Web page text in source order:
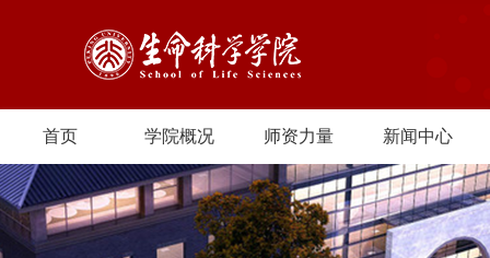
首页 学院概况 师资力量 新闻中心